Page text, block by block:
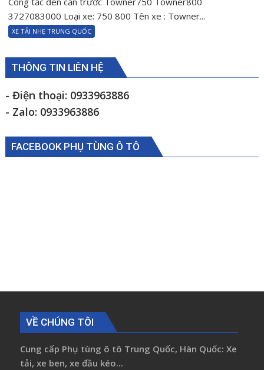
tắc
Towner800
3727083000
3727083000 Loại xe: 750 800 Tên xe : Towner...
XE TẢI NHẸ TRUNG QUỐC
THÔNG TIN LIÊN HỆ
- Điện thoại: 0933963886
- Zalo: 0933963886
FACEBOOK PHỤ TÙNG Ô TÔ
VỀ CHÚNG TÔI
Cung cấp Phụ tùng ô tô Trung Quốc, Hàn Quốc: Xe
tải, xe ben, xe đầu kéo...